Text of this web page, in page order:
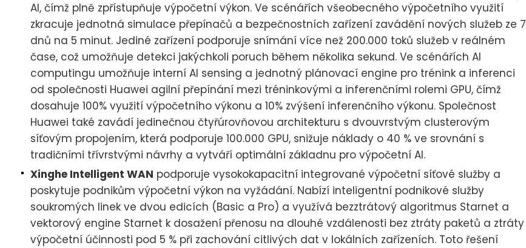
AI, čímž plně zpřístupňuje výpočetní výkon. Ve scénářích všeobecného výpočetního využití
zkracuje jednotná simulace přepínačů a bezpečnostních zařízení zavádění nových služeb ze 7
dnů na 5 minut. Jediné zařízení podporuje snímání více než 200.000 toků služeb v reálném
čase, což umožňuje detekci jakýchkoli poruch během několika sekund. Ve scénářích AI
computingu umožňuje interní AI sensing a jednotný plánovací engine pro trénink a inferenci
od společnosti Huawei agilní přepínání mezi tréninkovými a inferenčními rolemi GPU, čímž
dosahuje 100% využití výpočetního výkonu a 10% zvýšení inferenčního výkonu. Společnost
Huawei také zavádí jedinečnou čtyřúrovňovou architekturu s dvouvrstvým clusterovým
síťovým propojením, která podporuje 100.000 GPU, snižuje náklady o 40 % ve srovnání s
tradičními třívrstvými návrhy a vytváří optimální základnu pro výpočetní AI.
Xinghe Intelligent WAN podporuje vysokokapacitní integrované výpočetní síťové služby a
poskytuje podnikům výpočetní výkon na vyžádání. Nabízí inteligentní podnikové služby
soukromých linek ve dvou edicích (Basic a Pro) a využívá bezztrátový algoritmus Starnet a
vektorový engine Starnet k dosažení přenosu na dlouhé vzdálenosti bez ztráty paketů a ztráty
výpočetní účinnosti pod 5 % při zachování citlivých dat v lokálních zařízeních. Toto řešení